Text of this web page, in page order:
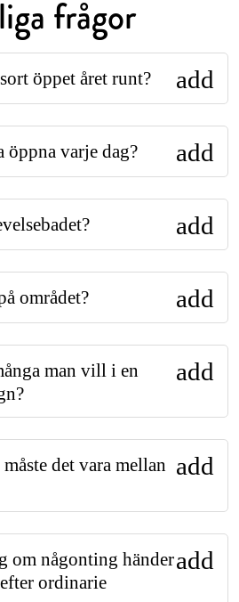
frågor
öppet året runt? add
öppna varje dag? add
add
området? add
man vill i en
add
det vara mellan add
om någonting händer
ordinarie
add